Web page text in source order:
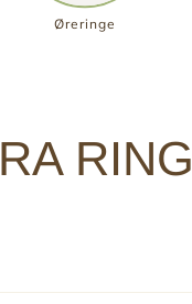
Øreringe
RING